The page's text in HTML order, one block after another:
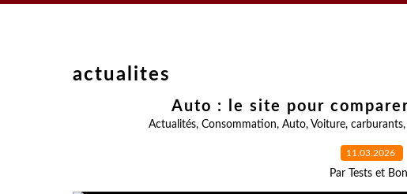
actualites
Auto : le site pour
Actualités, Consommation, Auto, Voiture, carburants,
11.03.2026
Par Tests et